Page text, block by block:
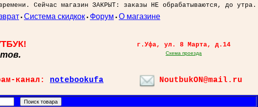
Сейчас магазин ЗАКРЫТ: заказы НЕ обрабатываются, до утра.
• Система скидкок • Форум • О магазине
г.Уфа, ул. 8 Марта, д.14
Схема проезда
канал: notebookufa NoutbukON@mail.ru